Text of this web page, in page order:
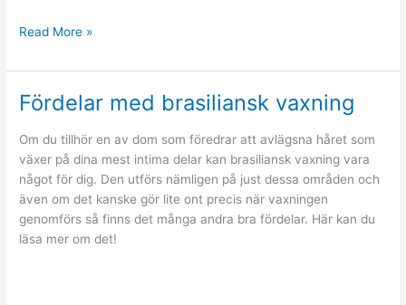
Anlita
för
smidig
Read More »
Fördelar med brasiliansk vaxning
Om du tillhör en av dom som föredrar att avlägsna håret som
växer på dina mest intima delar kan brasiliansk vaxning vara
något för dig. Den utförs nämligen på just dessa områden och
även om det kanske gör lite ont precis när vaxningen
genomförs så finns det många andra bra fördelar. Här kan du
läsa mer om det!